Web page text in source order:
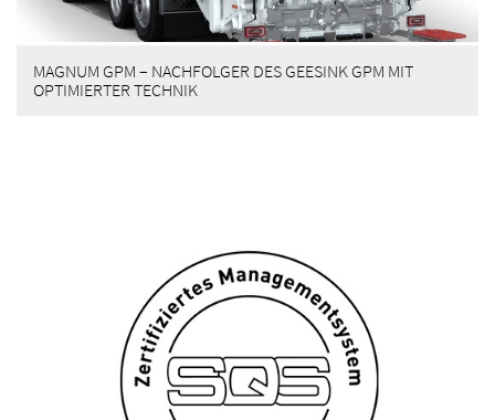
MAGNUM GPM – NACHFOLGER DES GEESINK GPM MIT
OPTIMIERTER TECHNIK